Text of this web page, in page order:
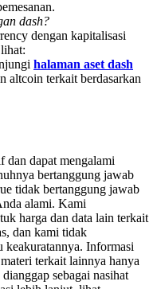
USDT
Bonus
APR
dash?
dengan kapitalisasi
halaman aset dash
altcoin terkait berdasarkan
dan dapat mengalami
bertanggung jawab
tidak bertanggung jawab
alami. Kami
harga dan data lain terkait
dan kami tidak
keakuratannya. Informasi
terkait lainnya hanya
sebagai nasihat